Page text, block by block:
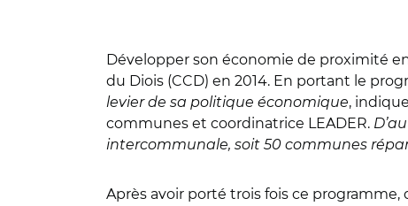
Développer son économie de proximité
du Diois (CCD) en 2014. En portant le
levier de sa politique économique,
communes et coordinatrice LEADER.
intercommunale, soit 50 communes
Après avoir porté trois fois ce programme,